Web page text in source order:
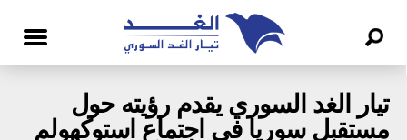
تيار الغد السوري يقدم رؤيته حول
مستقبل سوريا في اجتماع استوكهولم